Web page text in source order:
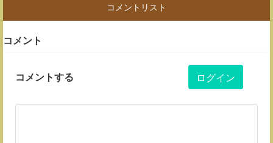
コメントリスト
コメント
コメントする ログイン